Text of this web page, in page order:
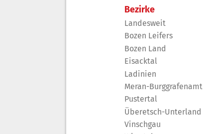
Bezirke
Landesweit
Bozen Leifers
Bozen Land
Eisacktal
Ladinien
Meran-Burggrafenamt
Pustertal
Überetsch-Unterland
Vinschgau